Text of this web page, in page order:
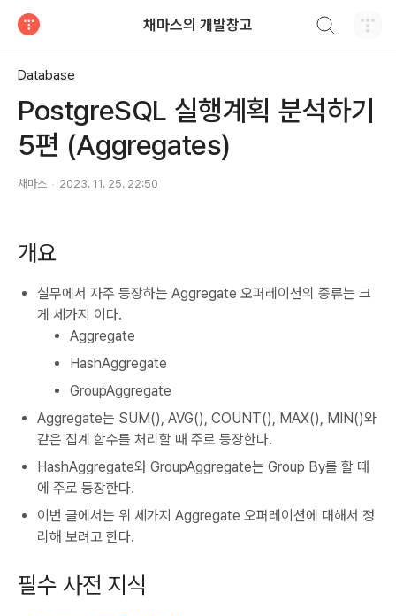
채마스의 개발창고
Database
PostgreSQL 실행계획 분석하기
5편 (Aggregates)
채마스 2023. 11. 25. 22:50
개요
실무에서 자주 등장하는 Aggregate 오퍼레이션의 종류는 크
게 세가지 이다.
Aggregate
HashAggregate
GroupAggregate
Aggregate는 SUM(), AVG(), COUNT(), MAX(), MIN()와
같은 집계 함수를 처리할 때 주로 등장한다.
HashAggregate와 GroupAggregate는 Group By를 할 때
에 주로 등장한다.
이번 글에서는 위 세가지 Aggregate 오퍼레이션에 대해서 정
리해 보려고 한다.
필수 사전 지식